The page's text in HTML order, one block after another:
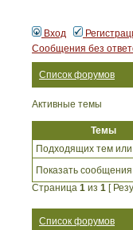
Вход
Сообщения без
Список форумов
Активные темы
Темы
Подходящих тем
Показать
Страница 1 из 1 [
Список форумов